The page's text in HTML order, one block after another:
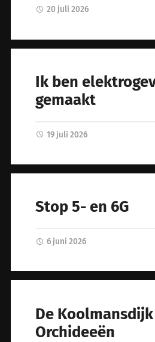
20 juli 2026
Ik ben
gemaakt
19 juli 2026
Stop 5- en 6G
6 juni 2026
De
Orchideeën